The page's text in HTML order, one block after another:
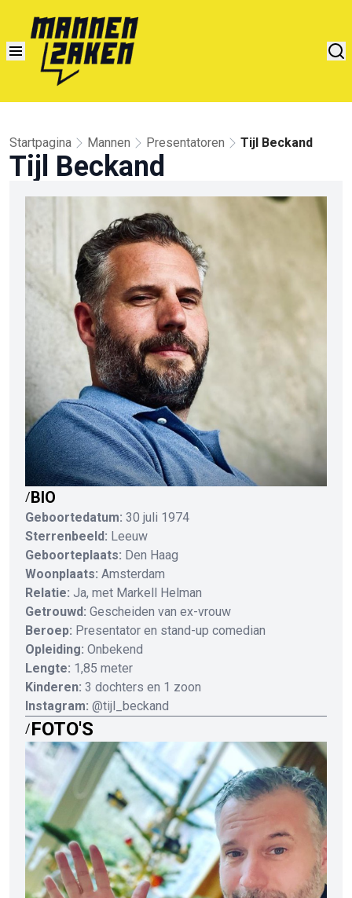
Startpagina Mannen Presentatoren Tijl Beckand
Tijl Beckand
/BIO
Geboortedatum: 30 juli 1974
Sterrenbeeld: Leeuw
Geboorteplaats: Den Haag
Woonplaats: Amsterdam
Relatie: Ja, met Markell Helman
Getrouwd: Gescheiden van ex-vrouw
Beroep: Presentator en stand-up comedian
Opleiding: Onbekend
Lengte: 1,85 meter
Kinderen: 3 dochters en 1 zoon
Instagram: @tijl_beckand
/FOTO'S